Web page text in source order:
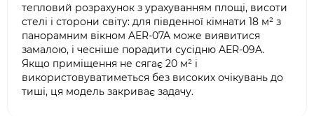
тепловий розрахунок з урахуванням площі, висоти
стелі і сторони світу: для південної кімнати 18 м² з
панорамним вікном AER-07A може виявитися
замалою, і чесніше порадити сусідню AER-09A.
Якщо приміщення не сягає 20 м² і
використовуватиметься без високих очікувань до
тиші, ця модель закриває задачу.